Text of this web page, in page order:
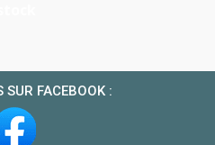
SUR FACEBOOK :